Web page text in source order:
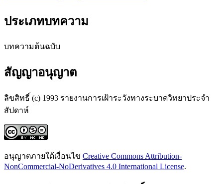
ประเภทบทความ
บทความต้นฉบับ
สัญญาอนุญาต
ลิขสิทธิ์ (c) 1993 รายงานการเฝ้าระวังทางระบาดวิทยาประจำ
สัปดาห์
อนุญาตภายใต้เงื่อนไข Creative Commons Attribution-
NonCommercial-NoDerivatives 4.0 International License.